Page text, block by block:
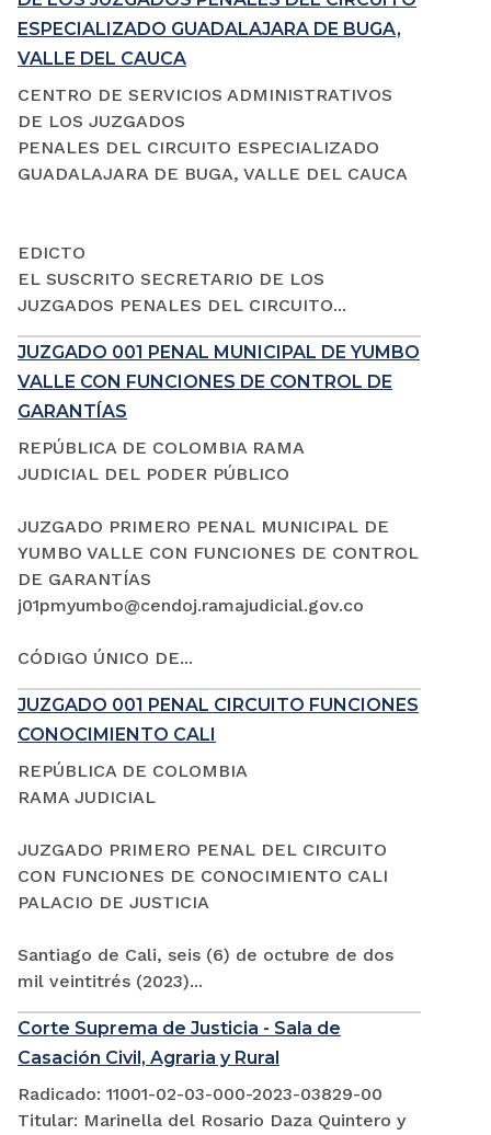
ESPECIALIZADO GUADALAJARA DE BUGA,
VALLE DEL CAUCA
CENTRO DE SERVICIOS ADMINISTRATIVOS
DE LOS JUZGADOS
PENALES DEL CIRCUITO ESPECIALIZADO
GUADALAJARA DE BUGA, VALLE DEL CAUCA
EDICTO
EL SUSCRITO SECRETARIO DE LOS
JUZGADOS PENALES DEL CIRCUITO...
JUZGADO 001 PENAL MUNICIPAL DE YUMBO
VALLE CON FUNCIONES DE CONTROL DE
GARANTÍAS
REPÚBLICA DE COLOMBIA RAMA
JUDICIAL DEL PODER PÚBLICO
JUZGADO PRIMERO PENAL MUNICIPAL DE
YUMBO VALLE CON FUNCIONES DE CONTROL
DE GARANTÍAS
j01pmyumbo@cendoj.ramajudicial.gov.co
CÓDIGO ÚNICO DE...
JUZGADO 001 PENAL CIRCUITO FUNCIONES
CONOCIMIENTO CALI
REPÚBLICA DE COLOMBIA
RAMA JUDICIAL
JUZGADO PRIMERO PENAL DEL CIRCUITO
CON FUNCIONES DE CONOCIMIENTO CALI
PALACIO DE JUSTICIA
Santiago de Cali, seis (6) de octubre de dos
mil veintitrés (2023)...
Corte Suprema de Justicia - Sala de
Casación Civil, Agraria y Rural
Radicado: 11001-02-03-000-2023-03829-00
Titular: Marinella del Rosario Daza Quintero y